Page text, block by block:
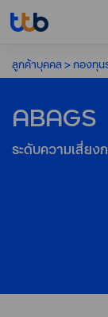
ลูกค้าบุคคล กองทุน
ABAGS
ระดับความเสี่ยง